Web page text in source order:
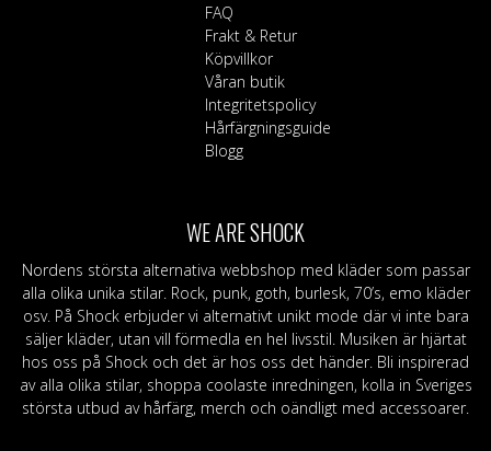
FAQ
Frakt & Retur
Köpvillkor
Våran butik
Integritetspolicy
Hårfärgningsguide
Blogg
WE ARE SHOCK
Nordens största alternativa webbshop med kläder som passar
alla olika unika stilar. Rock, punk, goth, burlesk, 70’s, emo kläder
osv. På Shock erbjuder vi alternativt unikt mode där vi inte bara
säljer kläder, utan vill förmedla en hel livsstil. Musiken är hjärtat
hos oss på Shock och det är hos oss det händer. Bli inspirerad
av alla olika stilar, shoppa coolaste inredningen, kolla in Sveriges
största utbud av hårfärg, merch och oändligt med accessoarer.